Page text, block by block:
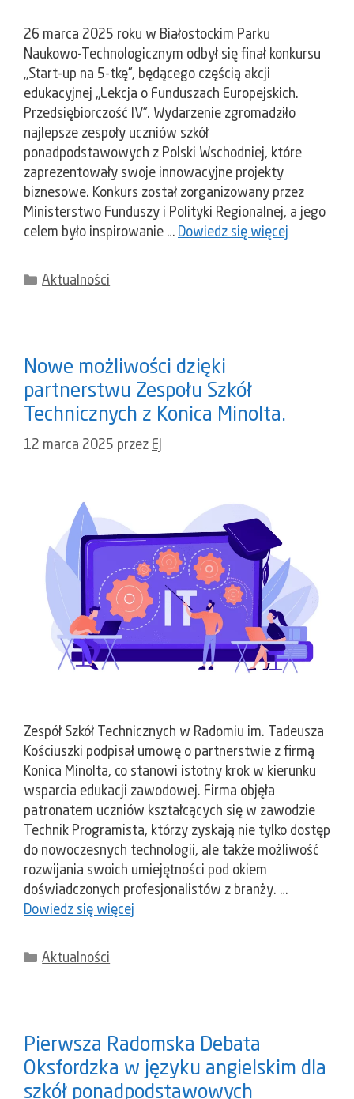
26 marca 2025 roku w Białostockim Parku
Naukowo-Technologicznym odbył się finał konkursu
„Start-up na 5-tkę”, będącego częścią akcji
edukacyjnej „Lekcja o Funduszach Europejskich.
Przedsiębiorczość IV”. Wydarzenie zgromadziło
najlepsze zespoły uczniów szkół
ponadpodstawowych z Polski Wschodniej, które
zaprezentowały swoje innowacyjne projekty
biznesowe. Konkurs został zorganizowany przez
Ministerstwo Funduszy i Polityki Regionalnej, a jego
celem było inspirowanie … Dowiedz się więcej
Kategorie
Aktualności
Nowe możliwości dzięki
partnerstwu Zespołu Szkół
Technicznych z Konica Minolta.
12 marca 2025 przez EJ
Zespół Szkół Technicznych w Radomiu im. Tadeusza
Kościuszki podpisał umowę o partnerstwie z firmą
Konica Minolta, co stanowi istotny krok w kierunku
wsparcia edukacji zawodowej. Firma objęła
patronatem uczniów kształcących się w zawodzie
Technik Programista, którzy zyskają nie tylko dostęp
do nowoczesnych technologii, ale także możliwość
rozwijania swoich umiejętności pod okiem
doświadczonych profesjonalistów z branży. …
Dowiedz się więcej
Kategorie
Aktualności
Pierwsza Radomska Debata
Oksfordzka w języku angielskim dla
szkół ponadpodstawowych